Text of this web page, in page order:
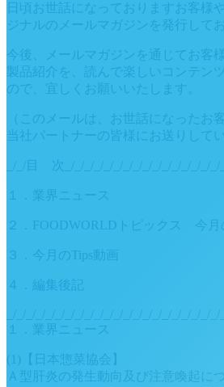
日頃お世話になっておりますお客様
ジナルのメールマガジンを発行して
今後、メールマガジンを通じてお客
製品紹介を、読んで楽しいコンテン
ので、宜しくお願いいたします。
（このメールは、お世話になったお
当社パートナーの皆様にお送りして
_/_/目 次_/_/_/_/_/_/_/_/_/_/_/_/_/_/_/_/
１．業界ニュース
２．FOODWORLDトピックス 今月
３．今月のTips動画
４．編集後記
１．業界ニュース
(1)【日本惣菜協会】
Ａ型肝炎の発生動向及び注意喚起に